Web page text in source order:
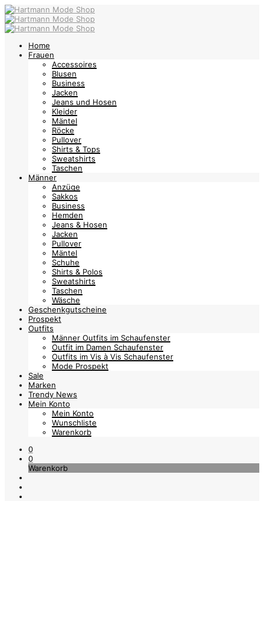
Home
Frauen
Accessoires
Blusen
Business
Jacken
Jeans und Hosen
Kleider
Mäntel
Röcke
Pullover
Shirts & Tops
Sweatshirts
Taschen
Männer
Anzüge
Sakkos
Business
Hemden
Jeans & Hosen
Jacken
Pullover
Mäntel
Schuhe
Shirts & Polos
Sweatshirts
Taschen
Wäsche
Geschenkgutscheine
Prospekt
Outfits
Männer Outfits im Schaufenster
Outfit im Damen Schaufenster
Outfits im Vis à Vis Schaufenster
Mode Prospekt
Sale
Marken
Trendy News
Mein Konto
Mein Konto
Wunschliste
Warenkorb
0
0
Warenkorb